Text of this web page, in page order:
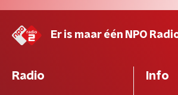
Er is maar één NPO
Radio Info